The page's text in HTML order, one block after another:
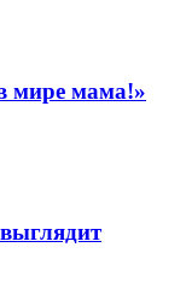
мире мама!»